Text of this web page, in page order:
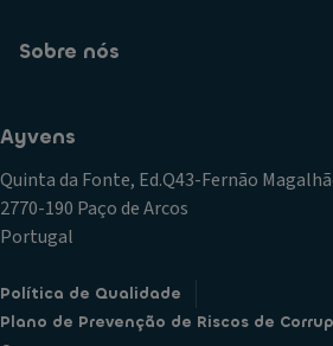
Sobre nós
Ayvens
Quinta da Fonte, Ed.Q43-Fernão
2770-190 Paço de Arcos
Portugal
Política de Qualidade
Plano de Prevenção de Riscos de